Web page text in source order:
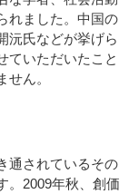
れました。中国の
沅氏などが挙げら
ていただいたこと
ん。
通されているその
。2009年秋、創価